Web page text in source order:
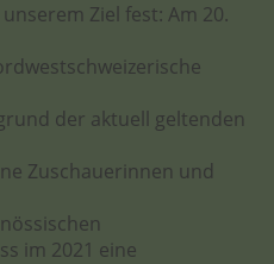
Ziel fest: Am 20.
der aktuell geltenden
Zuschauerinnen und
im 2021 eine